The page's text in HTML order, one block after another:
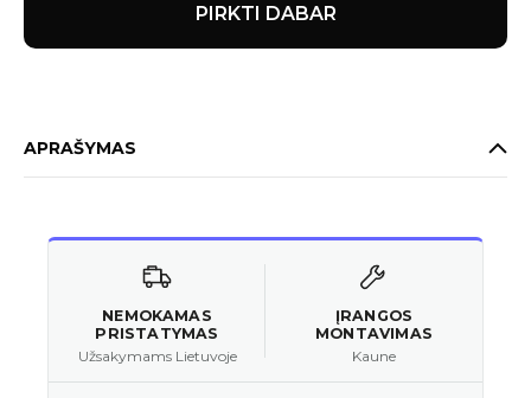
PIRKTI DABAR
APRAŠYMAS
NEMOKAMAS
PRISTATYMAS
Užsakymams Lietuvoje
ĮRANGOS
MONTAVIMAS
Kaune